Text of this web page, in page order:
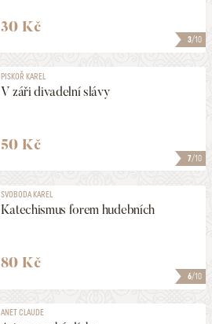
3/10
30 Kč
7/10
PISKOŘ KAREL
V záři divadelní slávy
50 Kč
6/10
SVOBODA KAREL
Katechismus forem hudebních
80 Kč
ANET CLAUDE